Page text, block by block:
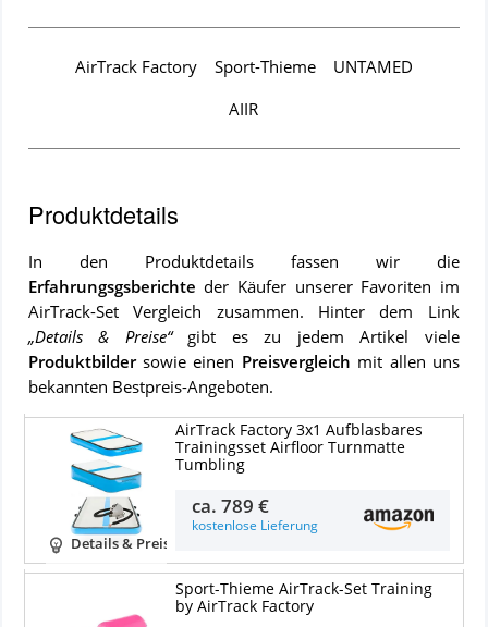
AirTrack Factory Sport-Thieme UNTAMED
AIIR
Produktdetails
In den Produktdetails fassen wir die
Erfahrungsgsberichte der Käufer unserer Favoriten im
AirTrack-SetVergleich zusammen. Hinter dem Link
„Details & Preise“gibt es zu jedem Artikel viele
Produktbildersowie einen Preisvergleich mit allen uns
bekannten Bestpreis-Angeboten.
Details & Preise
AirTrack Factory 3x1 Aufblasbares
Trainingsset Airfloor Turnmatte
Tumbling
ca.789 €
kostenlose Lieferung
Sport-Thieme AirTrack-Set Training
by AirTrack Factory